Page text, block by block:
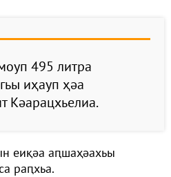
495 литра
иҳауп ҳәа
Кәарацхьелиа.
еиқәа аԥшаҳәахьы
раԥхьа.